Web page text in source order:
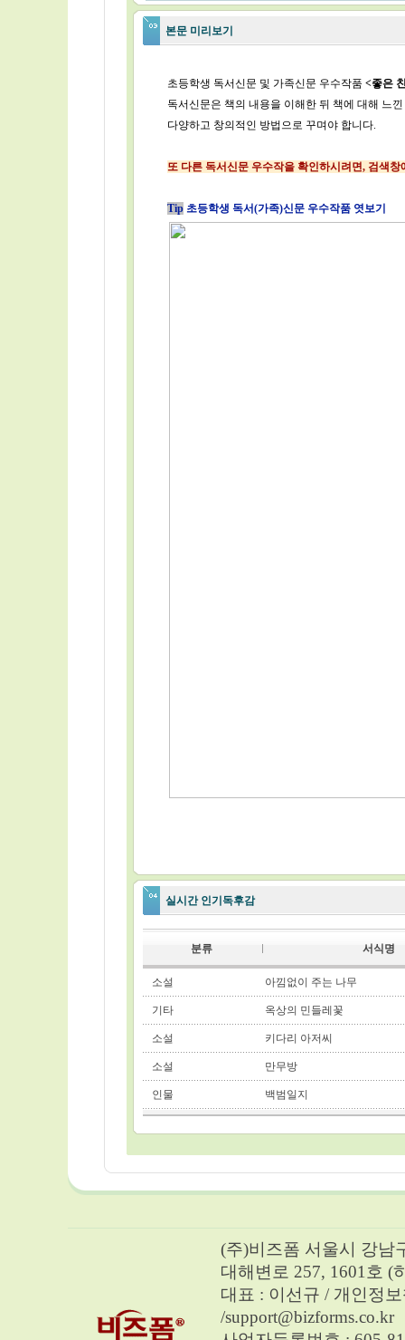
본문 미리보기
초등학생 독서신문 및 가족신문 우수작품 <좋은
독서신문은 책의 내용을 이해한 뒤 책에 대해 느
다양하고 창의적인 방법으로 꾸며야 합니다.
또 다른 독서신문 우수작을 확인하시려면, 검색창
Tip초등학생 독서(가족)신문 우수작품 엿보기
실시간 인기독후감
분류 서식명
소설 아낌없이 주는 나무
기타 옥상의 민들레꽃
소설 키다리 아저씨
소설 만무방
인물 백범일지
(주)비즈폼 서울시 강남
대해변로 257, 1601호 (
대표 : 이선규 / 개인정
/support@bizforms.co.kr